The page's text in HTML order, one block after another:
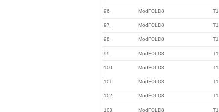
96. ModFOLD8
97. ModFOLD8
98. ModFOLD8
99. ModFOLD8
100. ModFOLD8
101. ModFOLD8
102. ModFOLD8
103. ModFOLD8